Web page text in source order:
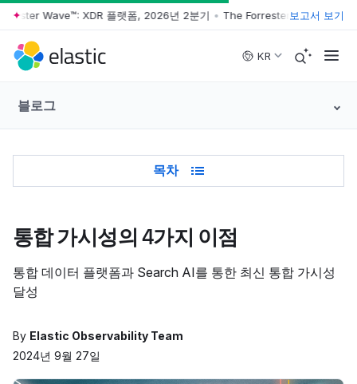
Skip to main content
Wave™: XDR 플랫폼, 2026년 2분기 • The Forrester Wave™: XDR 플
보고서 보기
KR
블로그
Table of Contents
목차
통합 가시성의 4가지 이점
통합 데이터 플랫폼과 Search AI를 통한 최신 통합 가시성
달성
By Elastic Observability Team
2024년 9월 27일